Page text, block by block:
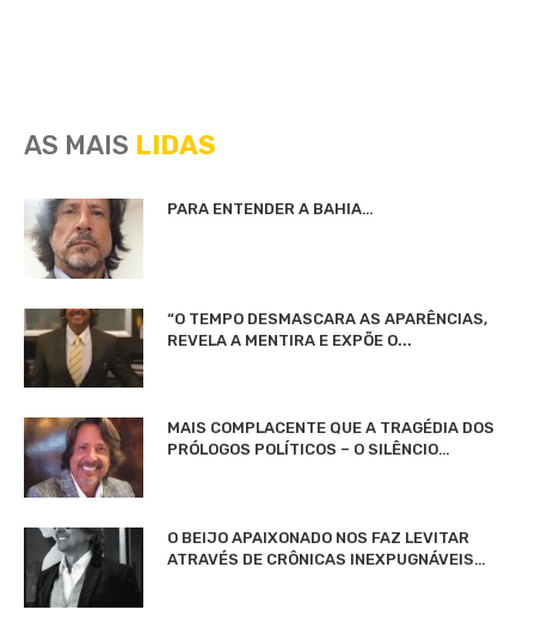
AS MAIS LIDAS
PARA ENTENDER A BAHIA…
“O TEMPO DESMASCARA AS APARÊNCIAS,
REVELA A MENTIRA E EXPÕE O...
MAIS COMPLACENTE QUE A TRAGÉDIA DOS
PRÓLOGOS POLÍTICOS – O SILÊNCIO…
O BEIJO APAIXONADO NOS FAZ LEVITAR
ATRAVÉS DE CRÔNICAS INEXPUGNÁVEIS…